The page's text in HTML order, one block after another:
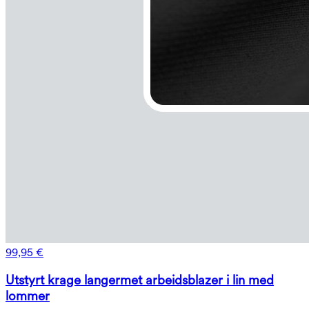
99,95 €
Utstyrt krage langermet arbeidsblazer i lin med
lommer